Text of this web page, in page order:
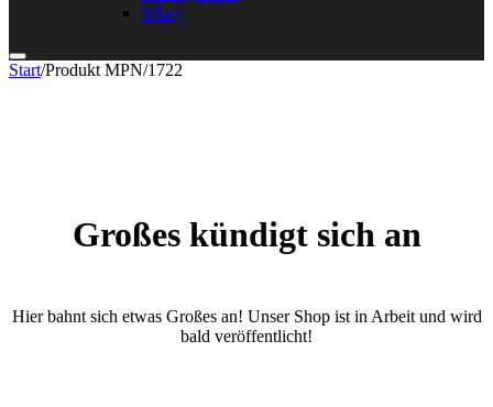
Whey
Start/Produkt MPN/1722
Großes kündigt sich an
Hier bahnt sich etwas Großes an! Unser Shop ist in Arbeit und wird
bald veröffentlicht!